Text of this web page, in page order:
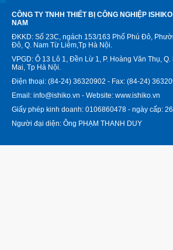
CÔNG TY TNHH THIẾT BỊ CÔNG NGHIỆP
NAM
ĐKKD: Số 23C, ngách 153/163 Phố Phú Đô,
Đô, Q. Nam Từ Liêm,Tp Hà Nội.
VPGD: Ô 13 Lô 1, Đền Lừ 1, P. Hoàng Văn Thụ, Q.
Mai, Tp Hà Nội.
Điện thoại: (84-24) 36320902 - Fax: (84-24)
Email: info@ishiko.vn - Website: www.ishiko.vn
Giấy phép kinh doanh: 0106860478 - ngày cấp:
Người đại diện: Ông PHẠM THANH DUY